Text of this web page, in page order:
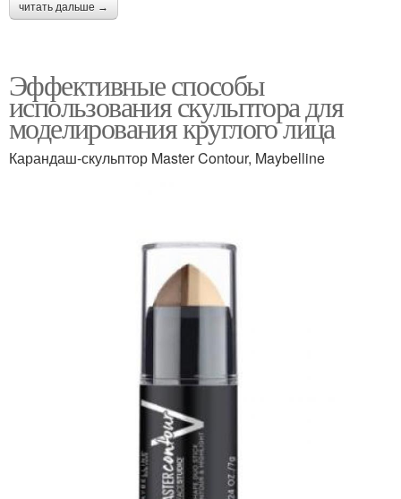
читать дальше →
Эффективные способы
использования скульптора для
моделирования круглого лица
Карандаш-скульптор Master Contour, Maybelline